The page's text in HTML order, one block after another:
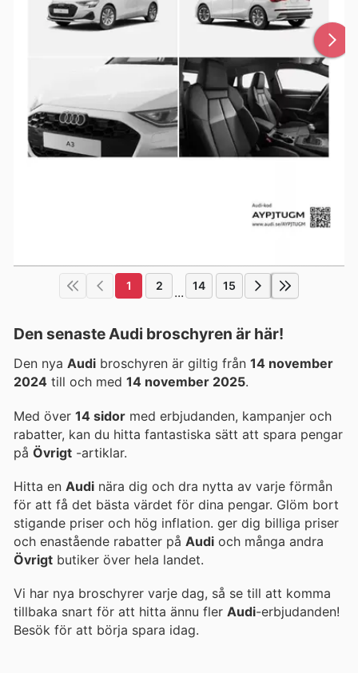
1 2 ... 14 15
Den senaste Audi broschyren är här!
Den nya Audi broschyren är giltig från 14 november
2024 till och med 14 november 2025.
Med över 14 sidor med erbjudanden, kampanjer och
rabatter, kan du hitta fantastiska sätt att spara pengar
på Övrigt -artiklar.
Hitta en Audi nära dig och dra nytta av varje förmån
för att få det bästa värdet för dina pengar. Glöm bort
stigande priser och hög inflation. ger dig billiga priser
och enastående rabatter på Audi och många andra
Övrigt butiker över hela landet.
Vi har nya broschyrer varje dag, så se till att komma
tillbaka snart för att hitta ännu fler Audi-erbjudanden!
Besök för att börja spara idag.